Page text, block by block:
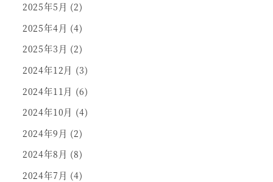
2025年5月 (2)
2025年4月 (4)
2025年3月 (2)
2024年12月 (3)
2024年11月 (6)
2024年10月 (4)
2024年9月 (2)
2024年8月 (8)
2024年7月 (4)